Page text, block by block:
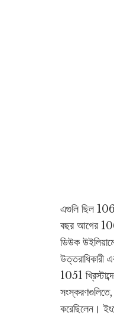
এগুলি ছিল
বছর আগের
ডিউক
উত্তরাধিকারী
1051
সংস্করণগুলিতে,
করেছিলেন।